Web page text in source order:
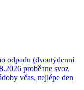
odpadu (dvoutýdenní
proběhne svoz
včas, nejlépe den